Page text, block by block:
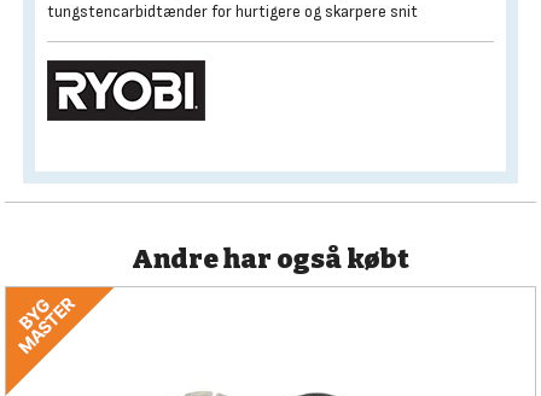
tungstencarbidtænder for hurtigere og skarpere snit
Andre har også købt